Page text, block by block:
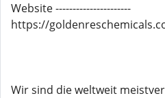
Website ----------------------
https://
Wir sind die weltweit